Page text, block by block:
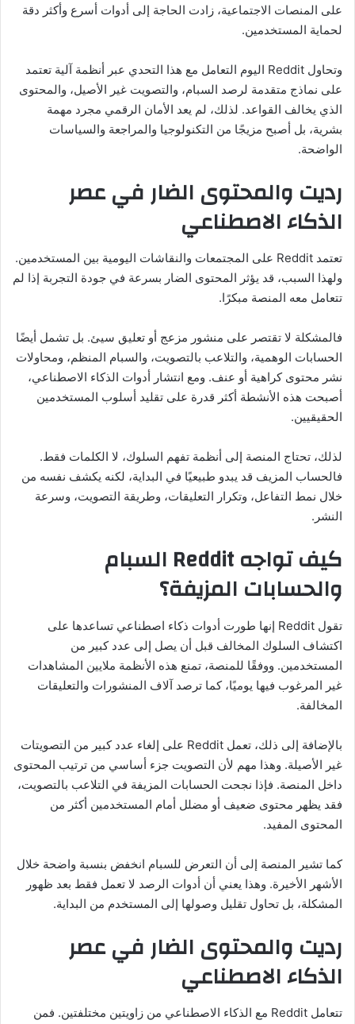
على المنصات الاجتماعية، زادت الحاجة إلى أدوات أسرع وأكثر دقة
لحماية المستخدمين.
وتحاول Reddit اليوم التعامل مع هذا التحدي عبر أنظمة آلية تعتمد
على نماذج متقدمة لرصد السبام، والتصويت غير الأصيل، والمحتوى
الذي يخالف القواعد. لذلك، لم يعد الأمان الرقمي مجرد مهمة
بشرية، بل أصبح مزيجًا من التكنولوجيا والمراجعة والسياسات
الواضحة.
رديت والمحتوى الضار في عصر
الذكاء الاصطناعي
تعتمد Reddit على المجتمعات والنقاشات اليومية بين المستخدمين.
ولهذا السبب، قد يؤثر المحتوى الضار بسرعة في جودة التجربة إذا لم
تتعامل معه المنصة مبكرًا.
فالمشكلة لا تقتصر على منشور مزعج أو تعليق سيئ. بل تشمل أيضًا
الحسابات الوهمية، والتلاعب بالتصويت، والسبام المنظم، ومحاولات
نشر محتوى كراهية أو عنف. ومع انتشار أدوات الذكاء الاصطناعي،
أصبحت هذه الأنشطة أكثر قدرة على تقليد أسلوب المستخدمين
الحقيقيين.
لذلك، تحتاج المنصة إلى أنظمة تفهم السلوك، لا الكلمات فقط.
فالحساب المزيف قد يبدو طبيعيًا في البداية، لكنه يكشف نفسه من
خلال نمط التفاعل، وتكرار التعليقات، وطريقة التصويت، وسرعة
النشر.
كيف تواجه Reddit السبام
والحسابات المزيفة؟
تقول Reddit إنها طورت أدوات ذكاء اصطناعي تساعدها على
اكتشاف السلوك المخالف قبل أن يصل إلى عدد كبير من
المستخدمين. ووفقًا للمنصة، تمنع هذه الأنظمة ملايين المشاهدات
غير المرغوب فيها يوميًا، كما ترصد آلاف المنشورات والتعليقات
المخالفة.
بالإضافة إلى ذلك، تعمل Reddit على إلغاء عدد كبير من التصويتات
غير الأصيلة. وهذا مهم لأن التصويت جزء أساسي من ترتيب المحتوى
داخل المنصة. فإذا نجحت الحسابات المزيفة في التلاعب بالتصويت،
فقد يظهر محتوى ضعيف أو مضلل أمام المستخدمين أكثر من
المحتوى المفيد.
كما تشير المنصة إلى أن التعرض للسبام انخفض بنسبة واضحة خلال
الأشهر الأخيرة. وهذا يعني أن أدوات الرصد لا تعمل فقط بعد ظهور
المشكلة، بل تحاول تقليل وصولها إلى المستخدم من البداية.
رديت والمحتوى الضار في عصر
الذكاء الاصطناعي
تتعامل Reddit مع الذكاء الاصطناعي من زاويتين مختلفتين. فمن